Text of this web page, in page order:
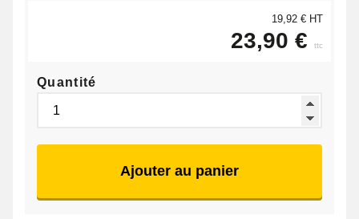
19,92 € HT
23,90 € ttc
Quantité
Ajouter au panier